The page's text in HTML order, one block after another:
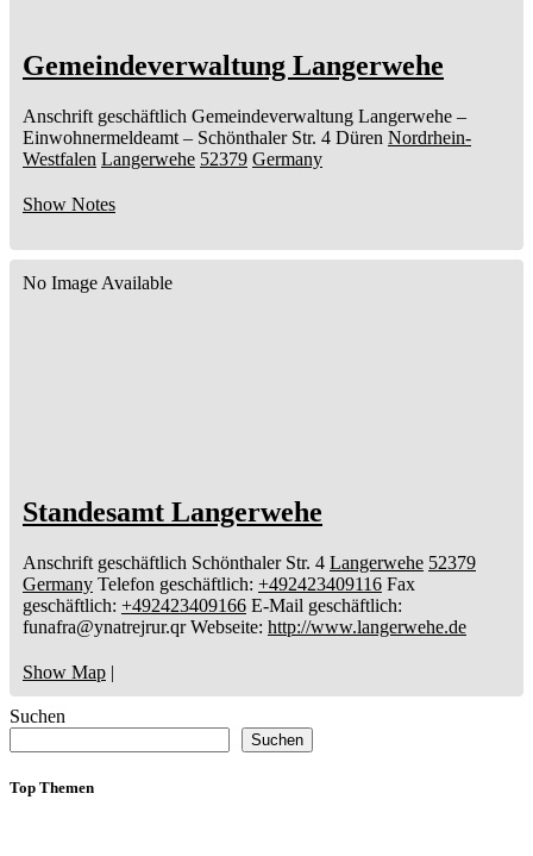
Gemeindeverwaltung Langerwehe
Anschrift geschäftlich Gemeindeverwaltung Langerwehe –
Einwohnermeldeamt – Schönthaler Str. 4 Düren Nordrhein-
Westfalen Langerwehe 52379 Germany
Show Notes
No Image Available
Standesamt Langerwehe
Anschrift geschäftlich Schönthaler Str. 4 Langerwehe 52379
Germany Telefon geschäftlich: +492423409116 Fax
geschäftlich: +492423409166 E-Mail geschäftlich:
funafra@ynatrejrur.qr Webseite: http://www.langerwehe.de
Show Map |
Suchen
Suchen
Top Themen